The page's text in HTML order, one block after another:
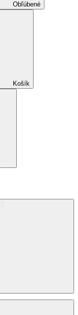
Obľúbené
Košík